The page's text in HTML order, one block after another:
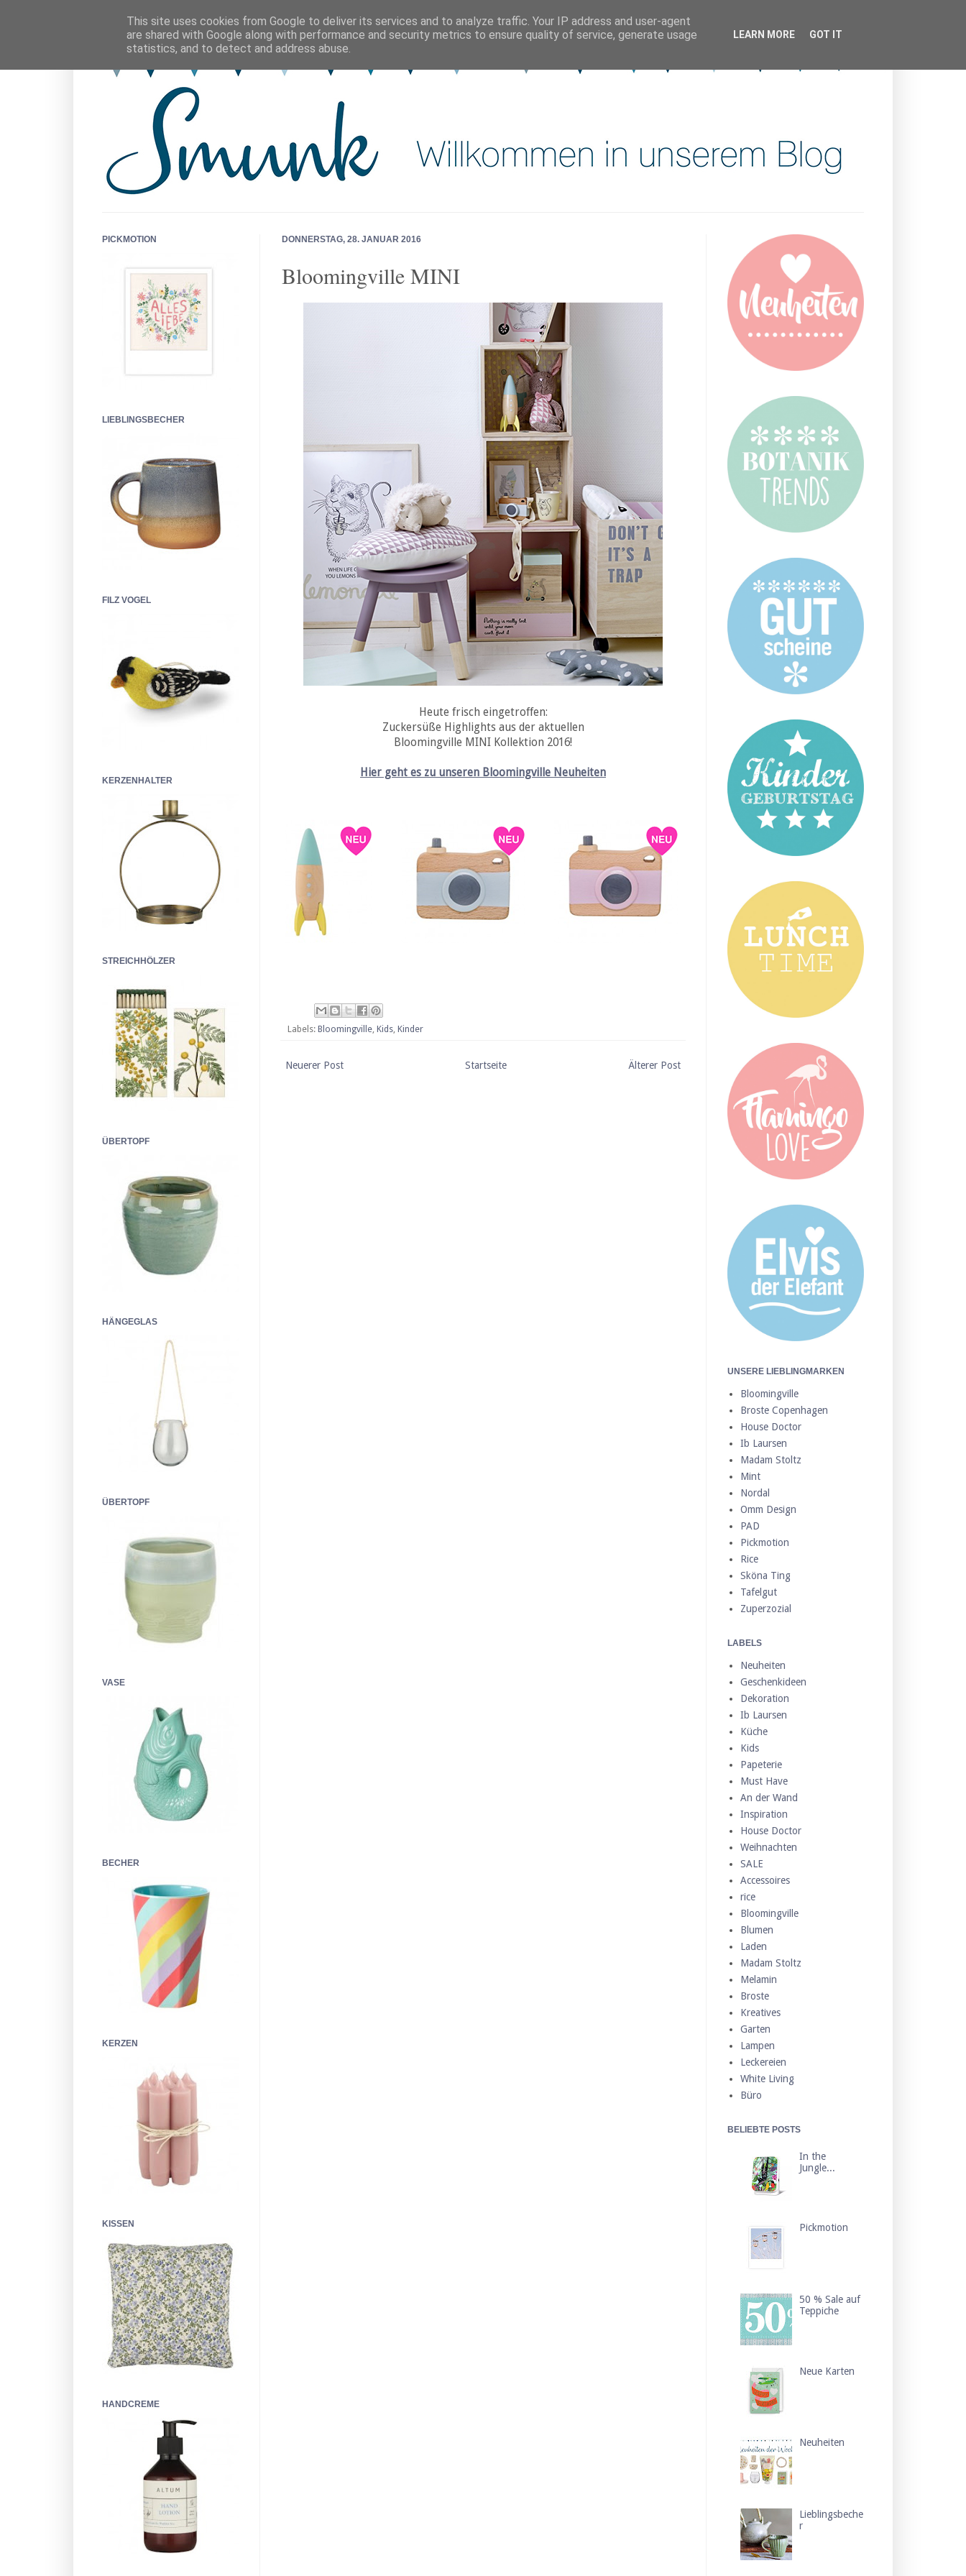
DONNERSTAG, 28. JANUAR 2016
Bloomingville MINI
Heute frisch eingetroffen:
Zuckersüße Highlights aus der aktuellen
Bloomingville MINI Kollektion 2016!
Hier geht es zu unseren Bloomingville Neuheiten
Labels: Bloomingville Kids Kinder
Neuerer Post Älterer Post
Startseite
PICKMOTION
LIEBLINGSBECHER
FILZ VOGEL
KERZENHALTER
STREICHHÖLZER
ÜBERTOPF
HÄNGEGLAS
ÜBERTOPF
VASE
BECHER
KERZEN
KISSEN
HANDCREME
UNSERE LIEBLINGMARKEN
Bloomingville
Broste Copenhagen
House Doctor
Ib Laursen
Madam Stoltz
Mint
Nordal
Omm Design
PAD
Pickmotion
Rice
Sköna Ting
Tafelgut
Zuperzozial
LABELS
Neuheiten
Geschenkideen
Dekoration
Ib Laursen
Küche
Kids
Papeterie
Must Have
An der Wand
Inspiration
House Doctor
Weihnachten
SALE
Accessoires
rice
Bloomingville
Blumen
Laden
Madam Stoltz
Melamin
Broste
Kreatives
Garten
Lampen
Leckereien
White Living
Büro
BELIEBTE POSTS
In the
Jungle...
Pickmotion
50 % Sale auf
Teppiche
Neue Karten
Neuheiten
Lieblingsbeche
r
This site uses cookies from Google to deliver its services and to analyze traffic. Your IP address and user-agent
are shared with Google along with performance and security metrics to ensure quality of service, generate usage
statistics, and to detect and address abuse.
LEARN MORE GOT IT